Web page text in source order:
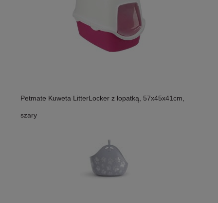
Petmate Kuweta LitterLocker z łopatką, 57x45x41cm,
szary